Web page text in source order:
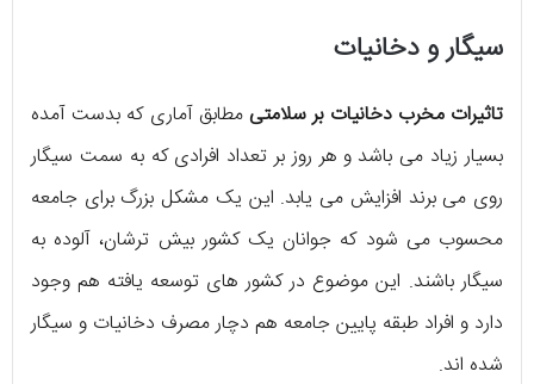
سيگار و دخانيات
تاثیرات مخرب دخانیات بر سلامتیمطابق آماری که بدست آمده
بسیار زیاد می باشد و هر روز بر تعداد افرادی که به سمت سیگار
روی می برند افزایش می یابد. این یک مشکل بزرگ برای جامعه
محسوب می شود که جوانان یک کشور بیش ترشان، آلوده به
سیگار باشند. این موضوع در کشور های توسعه یافته هم وجود
دارد و افراد طبقه پایین جامعه هم دچار مصرف دخانیات و سیگار
شده اند.